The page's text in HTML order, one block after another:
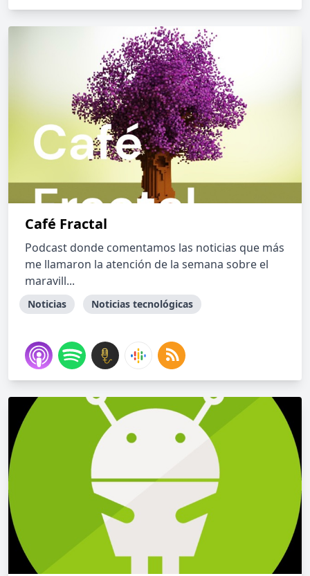
Café Fractal
Podcast donde comentamos las noticias que más
me llamaron la atención de la semana sobre el
maravill...
Noticias Noticias tecnológicas